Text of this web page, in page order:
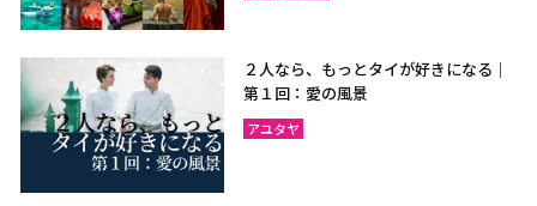
２人なら、もっとタイが好きになる｜
第１回：愛の風景
アユタヤ